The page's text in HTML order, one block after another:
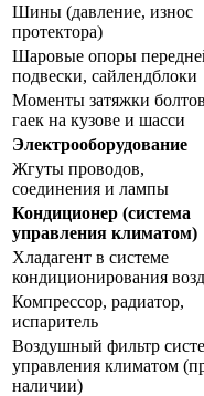
Шины (давление, износ
протектора)
Шаровые опоры
подвески, сайлендблоки
Моменты затяжки
гаек на кузове и шасси
Электрооборудование
Жгуты проводов,
соединения и лампы
Кондиционер (система
управления климатом)
Хладагент в системе
кондиционирования
Компрессор, радиатор,
испаритель
Воздушный фильтр
управления климатом
наличии)